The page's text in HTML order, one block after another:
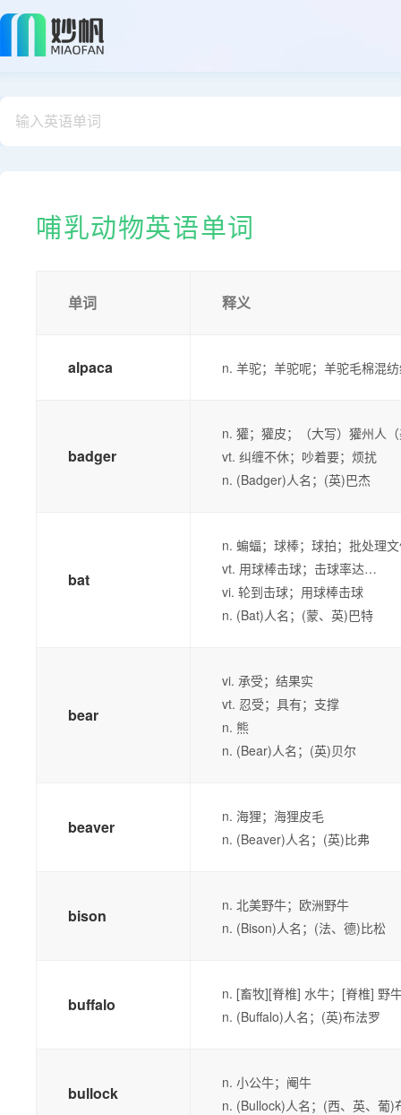
哺乳动物英语单词
单词 释义
alpaca n. 羊驼；羊驼呢；羊驼毛棉混
badger
n. 獾；獾皮；（大写）獾州人
vt. 纠缠不休；吵着要；烦扰
n. (Badger)人名；(英)巴杰
bat
n. 蝙蝠；球棒；球拍；批处理
vt. 用球棒击球；击球率达…
vi. 轮到击球；用球棒击球
n. (Bat)人名；(蒙、英)巴特
bear
vi. 承受；结果实
vt. 忍受；具有；支撑
n. 熊
n. (Bear)人名；(英)贝尔
beaver
n. 海狸；海狸皮毛
n. (Beaver)人名；(英)比弗
bison
n. 北美野牛；欧洲野牛
n. (Bison)人名；(法、德)比松
buffalo
n. [畜牧][脊椎] 水牛；[脊椎] 野
n. (Buffalo)人名；(英)布法罗
bullock
n. 小公牛；阉牛
n. (Bullock)人名；(西、英、葡)